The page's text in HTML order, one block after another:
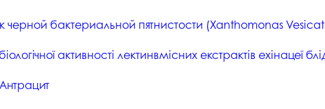
Скринька довіри якості освіти
черной бактериальной пятнистости (Xanthomonas
активності лектинвмісних екстрактів ехінацеї